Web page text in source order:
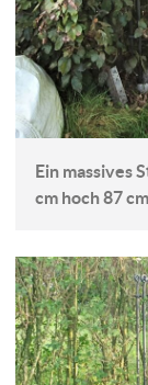
Ein massives
cm hoch 87